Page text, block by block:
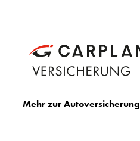
Mehr zur Autoversicherung